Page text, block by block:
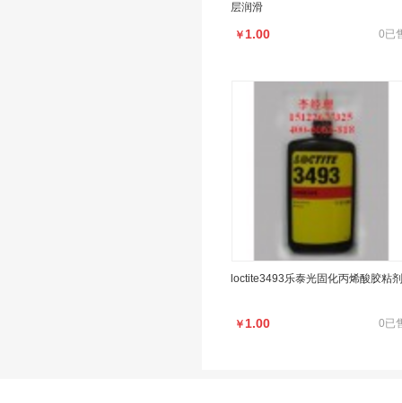
层润滑
￥ 1.00 0已
loctite3493乐泰光固化丙烯酸胶粘剂
￥ 1.00 0已